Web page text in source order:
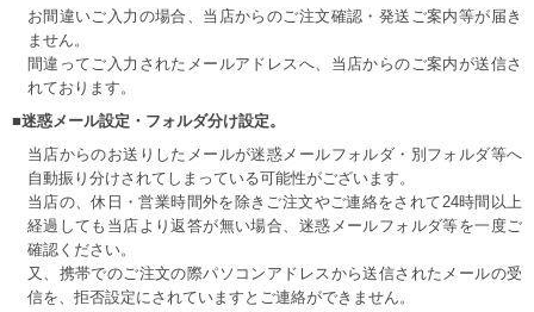
お間違いご入力の場合、当店からのご注文確認・発送ご案内等が届き
ません。
間違ってご入力されたメールアドレスへ、当店からのご案内が送信さ
れております。
■迷惑メール設定・フォルダ分け設定。
当店からのお送りしたメールが迷惑メールフォルダ・別フォルダ等へ
自動振り分けされてしまっている可能性がございます。
当店の、休日・営業時間外を除きご注文やご連絡をされて24時間以上
経過しても当店より返答が無い場合、迷惑メールフォルダ等を一度ご
確認ください。
又、携帯でのご注文の際パソコンアドレスから送信されたメールの受
信を、拒否設定にされていますとご連絡ができません。